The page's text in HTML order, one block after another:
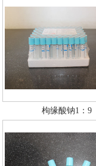
枸缘酸钠1：9